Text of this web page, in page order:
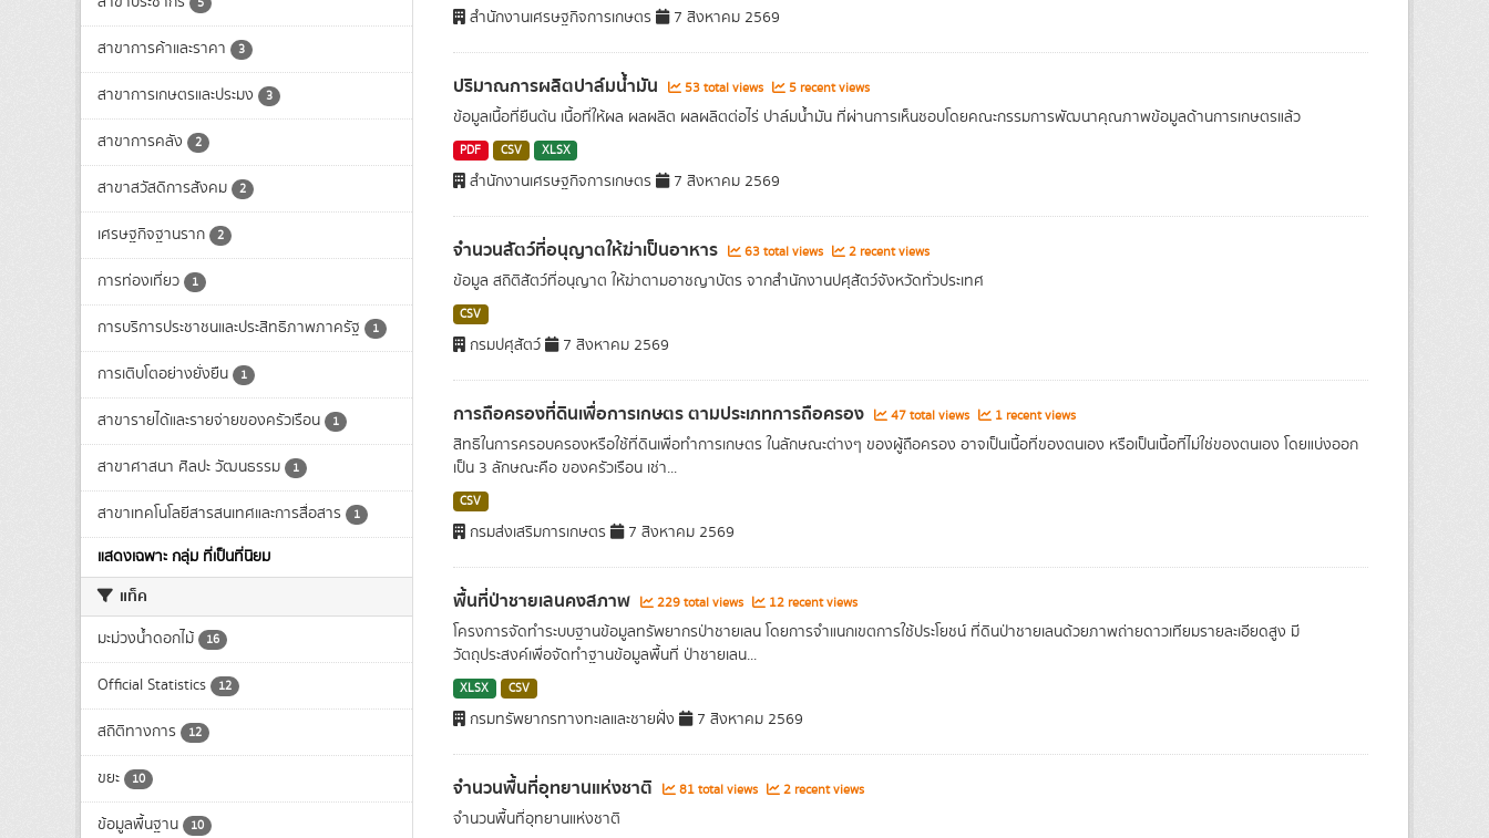
สาขาการค้าและราคา 3
สาขาการเกษตรและประมง 3
สาขาการคลัง 2
สาขาสวัสดิการสังคม 2
เศรษฐกิจฐานราก 2
การท่องเที่ยว 1
การบริการประชาชนและประสิทธิภาพภาครัฐ 1
การเติบโตอย่างยั่งยืน 1
สาขารายได้และรายจ่ายของครัวเรือน 1
สาขาศาสนา ศิลปะ วัฒนธรรม 1
สาขาเทคโนโลยีสารสนเทศและการสื่อสาร 1
แสดงเฉพาะ กลุ่ม ที่เป็นที่นิยม
แท็ค
มะม่วงน้ำดอกไม้ 16
Official Statistics 12
สถิติทางการ 12
ขยะ 10
ข้อมูลพื้นฐาน 10
สำนักงานเศรษฐกิจการเกษตร 7 สิงหาคม 2569
ปริมาณการผลิตปาล์มน้ำมัน 53 total views 5 recent views
ข้อมูลเนื้อที่ยืนต้น เนื้อที่ให้ผล ผลผลิต ผลผลิตต่อไร่ ปาล์มน้ำมัน ที่ผ่านการเห็นชอบโดยคณะกรรมการพัฒนาคุณภาพข้อมูลด้านการเกษตรแล้ว
PDF CSV XLSX
สำนักงานเศรษฐกิจการเกษตร 7 สิงหาคม 2569
จำนวนสัตว์ที่อนุญาตให้ฆ่าเป็นอาหาร 63 total views 2 recent views
ข้อมูล สถิติสัตว์ที่อนุญาต ให้ฆ่าตามอาชญาบัตร จากสำนักงานปศุสัตว์จังหวัดทั่วประเทศ
CSV
กรมปศุสัตว์ 7 สิงหาคม 2569
การถือครองที่ดินเพื่อการเกษตร ตามประเภทการถือครอง 47 total views 1 recent views
สิทธิในการครอบครองหรือใช้ที่ดินเพื่อทำการเกษตร ในลักษณะต่างๆ ของผู้ถือครอง อาจเป็นเนื้อที่ของตนเอง หรือเป็นเนื้อที่ไม่ใช่ของตนเอง โดยแบ่งออก
เป็น 3 ลักษณะคือ ของครัวเรือน เช่า...
CSV
กรมส่งเสริมการเกษตร 7 สิงหาคม 2569
พื้นที่ป่าชายเลนคงสภาพ 229 total views 12 recent views
โครงการจัดทำระบบฐานข้อมูลทรัพยากรป่าชายเลน โดยการจำแนกเขตการใช้ประโยชน์ ที่ดินป่าชายเลนด้วยภาพถ่ายดาวเทียมรายละเอียดสูง มี
วัตถุประสงค์เพื่อจัดทำฐานข้อมูลพื้นที่ ป่าชายเลน...
XLSX CSV
กรมทรัพยากรทางทะเลและชายฝั่ง 7 สิงหาคม 2569
จำนวนพื้นที่อุทยานแห่งชาติ 81 total views 2 recent views
จำนวนพื้นที่อุทยานแห่งชาติ